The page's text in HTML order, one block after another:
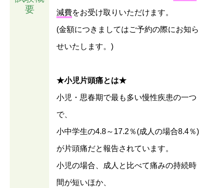
要
減費をお受け取りいただけます。
(金額につきましてはご予約の際にお知ら
せいたします。)
★小児片頭痛とは★
小児・思春期で最も多い慢性疾患の一つ
で、
小中学生の4.8～17.2％(成人の場合8.4％)
が片頭痛だと報告されています。
小児の場合、成人と比べて痛みの持続時
間が短いほか、